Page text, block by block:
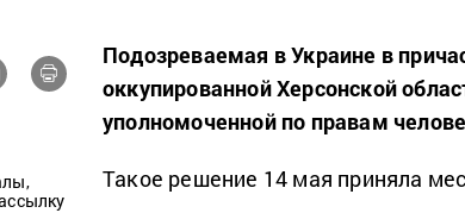
Подозреваемая в Украине в
оккупированной Херсонской
уполномоченной по правам
Такое решение 14 мая приняла